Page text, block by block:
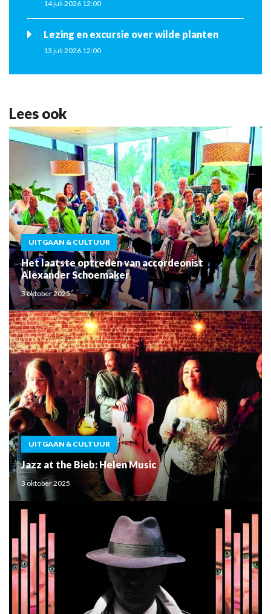
14 juli 2026 12:00
Lezing en excursie over wilde planten
13 juli 2026 12:00
Lees ook
UITGAAN & CULTUUR
Het laatste optreden van accordeonist
Alexander Schoemaker
3 oktober 2025
UITGAAN & CULTUUR
Jazz at the Bieb: Helen Music
3 oktober 2025